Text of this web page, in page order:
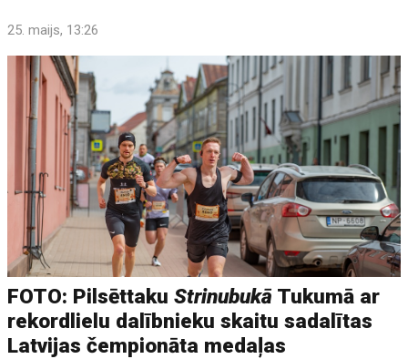
25. maijs, 13:26
FOTO: PilsēttakuStrinubukā Tukumā ar
rekordlielu dalībnieku skaitu sadalītas
Latvijas čempionāta medaļas